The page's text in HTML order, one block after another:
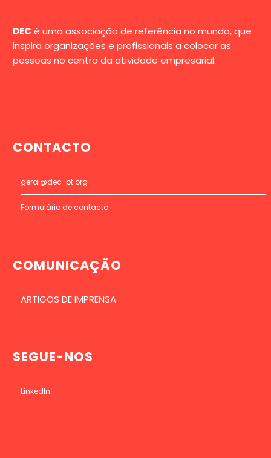
DEC é uma associação de referência no mundo, que
inspira organizações e profissionais a colocar as
pessoas no centro da atividade empresarial.
CONTACTO
geral@dec-pt.org
Formulário de contacto
COMUNICAÇÃO
ARTIGOS DE IMPRENSA
SEGUE-NOS
LinkedIn